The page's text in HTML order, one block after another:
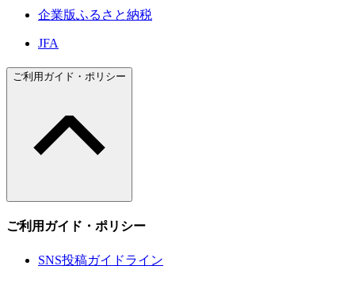
企業版ふるさと納税
JFA
ご利用ガイド・ポリシー
ご利用ガイド・ポリシー
SNS投稿ガイドライン